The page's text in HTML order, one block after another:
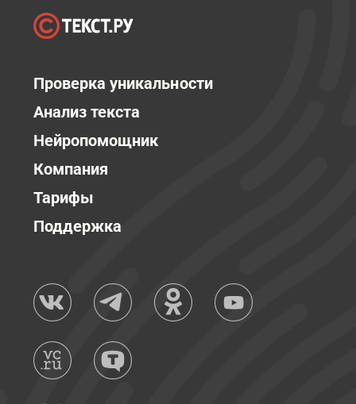
Проверка уникальности
Анализ текста
Нейропомощник
Компания
Тарифы
Поддержка